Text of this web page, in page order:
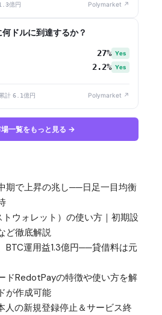
億円 Polymarket ↗
ドルに到達するか？
27% Yes
2.2% Yes
計 6.1億円 Polymarket ↗
場一覧をもっと見る →
期で上昇の兆し──日足一目均衡
ウォレット）の使い方｜初期設
ど徹底解説
BTC運用益1.3億円──貸借料は元
ドRedotPayの特徴や使い方を解
が作成可能
の新規登録停止＆サービス終